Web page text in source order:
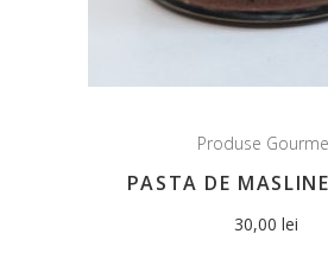
Produse
PASTA DE
30,00 lei